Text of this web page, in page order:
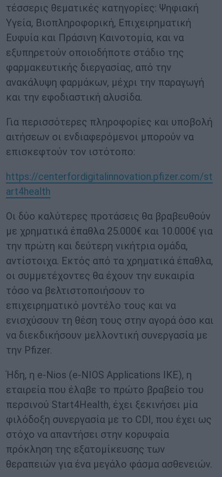
τέσσερις θεματικές κατηγορίες: Ψηφιακή
Υγεία, Βιοπληροφορική, Επιχειρηματική
Ευφυία και Πράσινη Καινοτομία, και να
εξυπηρετούν οποιοδήποτε στάδιο της
φαρμακευτικής διεργασίας, από την
ανακάλυψη φαρμάκων, μέχρι την παραγωγή
και την εφοδιαστική αλυσίδα.
Για περισσότερες πληροφορίες και υποβολή
αιτήσεων οι ενδιαφερόμενοι μπορούν να
επισκεφτούν τον ιστότοπο:
https://centerfordigitalinnovation.pfizer.com/st
art4health
Οι δύο καλύτερες προτάσεις θα βραβευθούν
με χρηματικά έπαθλα 25.000€ και 10.000€ για
την πρώτη και δεύτερη νικήτρια ομάδα,
αντίστοιχα. Eκτός από τα χρηματικά έπαθλα,
οι συμμετέχοντες θα έχουν την ευκαιρία
τόσο να βελτιστοποιήσουν το
επιχειρηματικό μοντέλο τους και να
ενισχύσουν τη θέση τους στην αγορά όσο και
να διεκδικήσουν μελλοντική συνεργασία με
την Pfizer.
Ήδη, η e-Nios (e-NIOS Applications ΙΚΕ), η
εταιρεία που έλαβε το πρώτο βραβείο του
περσινού Start4Health, έχει ξεκινήσει μία
φιλόδοξη συνεργασία με το CDI, που έχει ως
στόχο να απαντήσει στην κορυφαία
πρόκληση της εξατομίκευσης των
θεραπειών για ένα μεγάλο φάσμα ασθενειών.